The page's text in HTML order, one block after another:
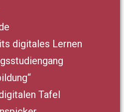
digitales Lernen
Tafel